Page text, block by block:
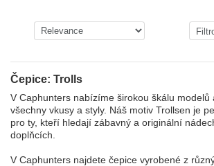
Čepice: Trolls
V Caphunters nabízíme širokou škálu modelů
všechny vkusy a styly. Náš motiv Trollsen je
pro ty, kteří hledají zábavný a originální
doplňcích.
V Caphunters najdete čepice vyrobené z